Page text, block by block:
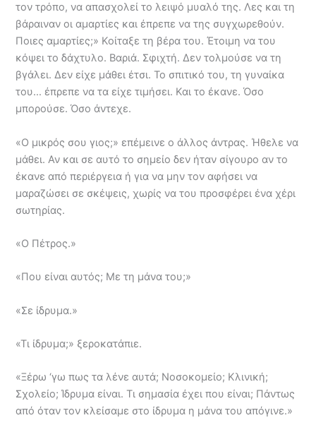
τον τρόπο, να απασχολεί το λειψό μυαλό της. Λες και τη
βάραιναν οι αμαρτίες και έπρεπε να της συγχωρεθούν.
Ποιες αμαρτίες;» Κοίταξε τη βέρα του. Έτοιμη να του
κόψει το δάχτυλο. Βαριά. Σφιχτή. Δεν τολμούσε να τη
βγάλει. Δεν είχε μάθει έτσι. Το σπιτικό του, τη γυναίκα
του… έπρεπε να τα είχε τιμήσει. Και το έκανε. Όσο
μπορούσε. Όσο άντεχε.
«Ο μικρός σου γιος;» επέμεινε ο άλλος άντρας. Ήθελε να
μάθει. Αν και σε αυτό το σημείο δεν ήταν σίγουρο αν το
έκανε από περιέργεια ή για να μην τον αφήσει να
μαραζώσει σε σκέψεις, χωρίς να του προσφέρει ένα χέρι
σωτηρίας.
«Ο Πέτρος.»
«Που είναι αυτός; Με τη μάνα του;»
«Σε ίδρυμα.»
«Τι ίδρυμα;» ξεροκατάπιε.
«Ξέρω ‘γω πως τα λένε αυτά; Νοσοκομείο; Κλινική;
Σχολείο; Ίδρυμα είναι. Τι σημασία έχει που είναι; Πάντως
από όταν τον κλείσαμε στο ίδρυμα η μάνα του απόγινε.»